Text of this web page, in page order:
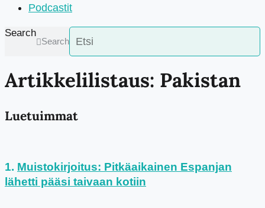
Podcastit
Search
Search
Artikkelilistaus: Pakistan
Luetuimmat
Muistokirjoitus: Pitkäaikainen Espanjan
lähetti pääsi taivaan kotiin